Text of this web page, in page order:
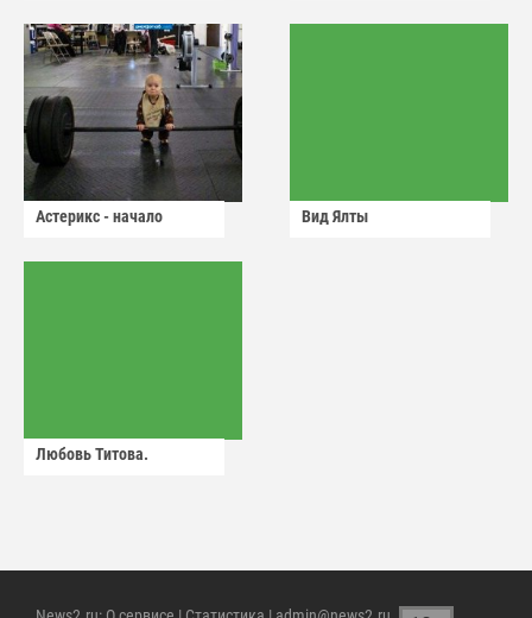
Астерикс - начало Вид Ялты
Любовь Титова.